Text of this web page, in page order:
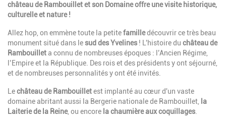
château de Rambouillet et son Domaine offre une visite historique,
culturelle et nature !
Allez hop, on emmène toute la petitefamilledécouvrir ce très beau
monument situé dans lesud des Yvelines ! L'histoire du château de
Rambouilleta connu de nombreuses époques : l’Ancien Régime,
l’Empire et la République. Des rois et des présidents y ont séjourné,
et de nombreuses personnalités y ont été invités.
Lechâteau de Rambouilletest implanté au cœur d'un vaste
domaine abritant aussi la Bergerie nationale de Rambouillet,
la
Laiterie de la Reine, ou encore la chaumière aux coquillages